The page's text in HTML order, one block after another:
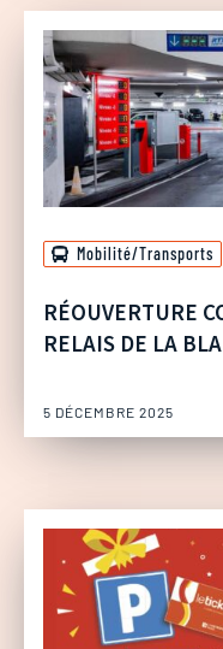
Mobilité/Transports
RÉOUVERTURE
RELAIS DE LA
5 DÉCEMBRE 2025